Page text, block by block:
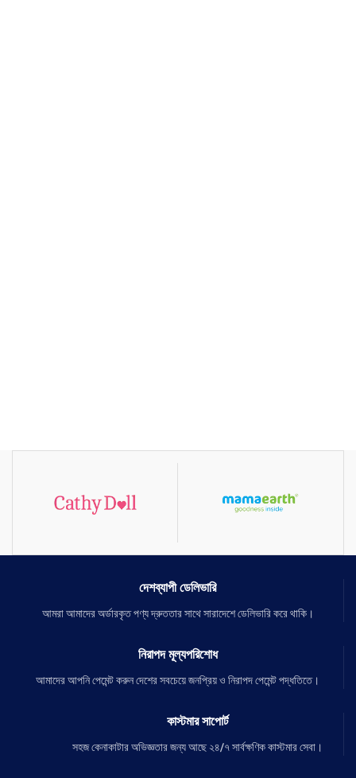
দেশব্যাপী ডেলিভারি
আমরা আমাদের অর্ডারকৃত পণ্য দ্রুততার সাথে সারাদেশে ডেলিভারি করে থাকি।
নিরাপদ মূল্যপরিশোধ
আমাদের আপনি পেমেন্ট করুন দেশের সবচেয়ে জনপ্রিয় ও নিরাপদ পেমেন্ট পদ্ধতিতে।
কাস্টমার সাপোর্ট
সহজ কেনাকাটার অভিজ্ঞতার জন্য আছে ২৪/৭ সার্বক্ষণিক কাস্টমার সেবা।